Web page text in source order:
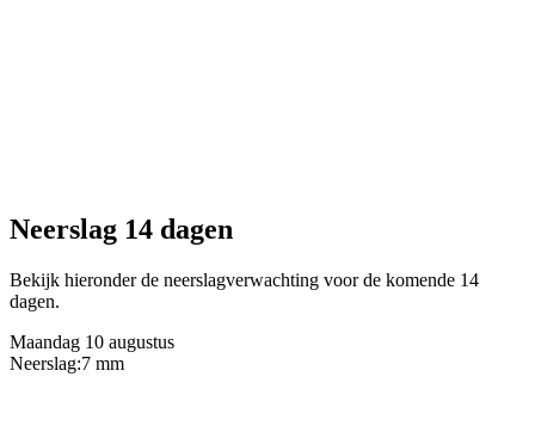
Neerslag 14 dagen
Bekijk hieronder de neerslagverwachting voor de komende 14
dagen.
Maandag 10 augustus
Neerslag:7 mm